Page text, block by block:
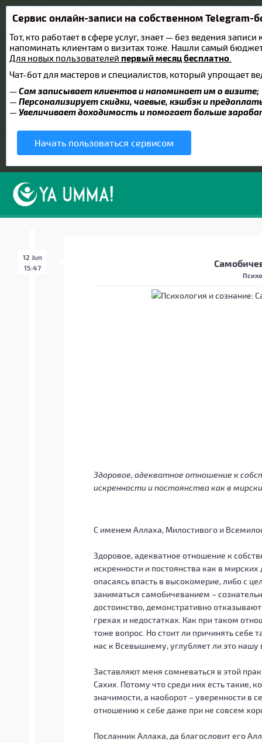
Сервис онлайн-записи на собственном Telegram-
Тот, кто работает в сфере услуг, знает — без ведения
напоминать клиентам о визитах тоже. Нашли самый
Для новых пользователей первый месяц бесплатно
Чат-бот для мастеров и специалистов, который упрощает
—Сам записывает клиентов и напоминает им о визите;
—Персонализирует скидки, чаевые, кэшбэк и
— Увеличивает доходимость и помогает больше
Начать пользоваться сервисом
12 Jun
15:47
Здоровое, адекватное отношение к
искренности и постоянства как в
С именем Аллаха, Милостивого и
Здоровое, адекватное отношение к
искренности и постоянства как в
опасаясь впасть в высокомерие, либо с
заниматься самобичеванием –
достоинство, демонстративно
грехах и недостатках. Как при таком
тоже вопрос. Но стоит ли причинять себе
нас к Всевышнему, углубляет ли это нашу
Заставляют меня сомневаться в этой
Сахих. Потому что среди них есть такие,
значимости, а наоборот – уверенности в
отношению к себе даже при не совсем
Посланник Аллаха, да благословит его